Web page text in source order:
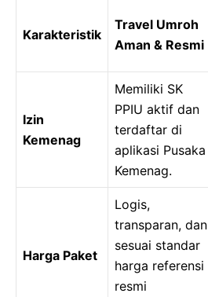
Karakteristik
Travel Umroh
Aman & Resmi
Izin
Kemenag
Memiliki SK
PPIU aktif dan
terdaftar di
aplikasi Pusaka
Kemenag.
Harga Paket
Logis,
transparan, dan
sesuai standar
harga referensi
resmi